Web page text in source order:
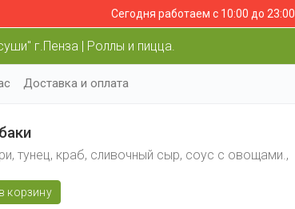
Сегодня работаем с 10:00 до 23:00.
г.Пенза | Роллы и пицца.
Доставка и оплата
тунец, краб, сливочный сыр, соус с овощами.,
в корзину